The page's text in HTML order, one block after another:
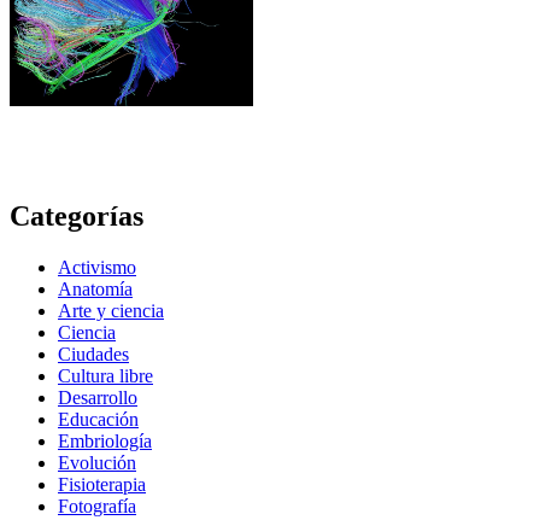
Categorías
Activismo
Anatomía
Arte y ciencia
Ciencia
Ciudades
Cultura libre
Desarrollo
Educación
Embriología
Evolución
Fisioterapia
Fotografía